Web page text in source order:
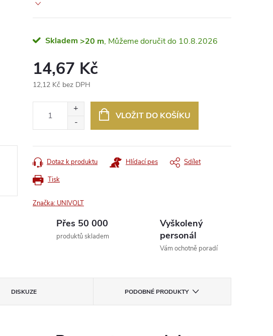
Skladem >20 m 10.8.2026
14,67 Kč
12,12 Kč bez DPH
VLOŽIT DO KOŠÍKU
Tisk
Dotaz k produktu Hlídací pes Sdílet
Značka: UNIVOLT
Přes 50 000
produktů skladem
Vyškolený
personál
Vám ochotně poradí
DISKUZE PODOBNÉ PRODUKTY